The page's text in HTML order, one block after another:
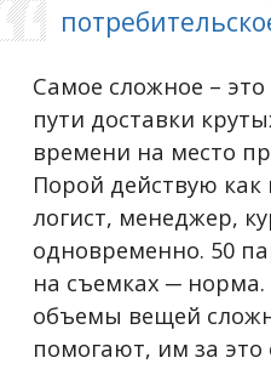
Самое сложное –
пути доставки
времени на место
Порой действую
логист, менеджер,
одновременно. 50
на съемках ─ норма.
объемы вещей
помогают, им за это